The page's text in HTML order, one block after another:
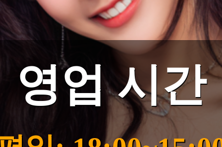
영업 시간